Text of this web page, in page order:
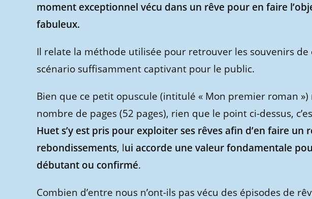
moment exceptionnel vécu dans un rêve pour en faire
fabuleux.
Il relate la méthode utilisée pour retrouver les souvenirs de
scénario suffisamment captivant pour le public.
Bien que ce petit opuscule (intitulé « Mon premier roman »)
nombre de pages (52 pages), rien que le point ci-dessus,
Huet s’y est pris pour exploiter ses rêves afin d’en faire un
rebondissements, lui accorde une valeur fondamentale
débutant ou confirmé.
Combien d’entre nous n’ont-ils pas vécu des épisodes de